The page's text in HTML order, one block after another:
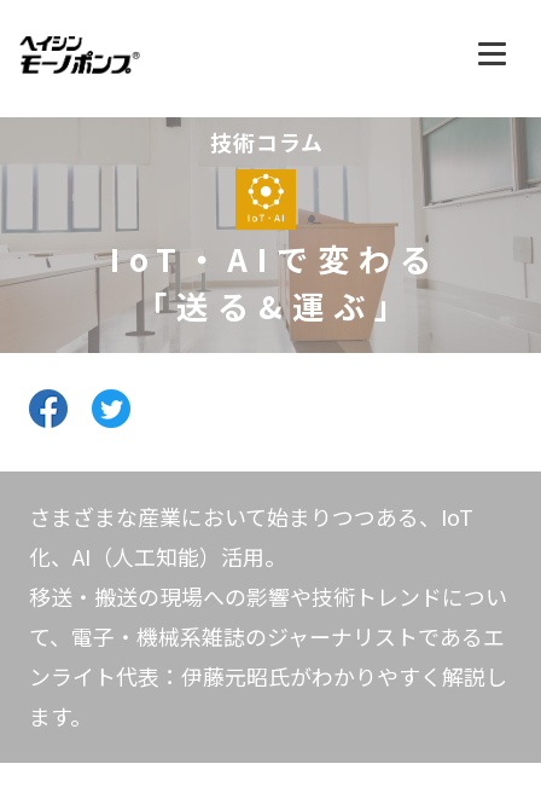
技術コラム
IoT・AIで変わる
「送る&運ぶ」
さまざまな産業において始まりつつある、IoT
化、AI（人工知能）活用。
移送・搬送の現場への影響や技術トレンドについ
て、電子・機械系雑誌のジャーナリストであるエ
ンライト代表：伊藤元昭氏がわかりやすく解説し
ます。